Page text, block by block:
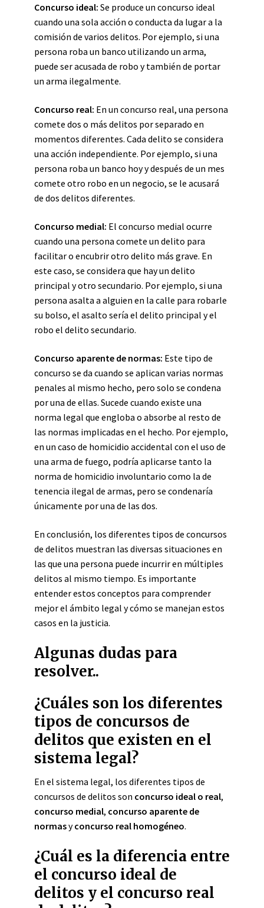
Concurso ideal: Se produce un concurso ideal
cuando una sola acción o conducta da lugar a la
comisión de varios delitos. Por ejemplo, si una
persona roba un banco utilizando un arma,
puede ser acusada de robo y también de portar
un arma ilegalmente.
Concurso real: En un concurso real, una persona
comete dos o más delitos por separado en
momentos diferentes. Cada delito se considera
una acción independiente. Por ejemplo, si una
persona roba un banco hoy y después de un mes
comete otro robo en un negocio, se le acusará
de dos delitos diferentes.
Concurso medial: El concurso medial ocurre
cuando una persona comete un delito para
facilitar o encubrir otro delito más grave. En
este caso, se considera que hay un delito
principal y otro secundario. Por ejemplo, si una
persona asalta a alguien en la calle para robarle
su bolso, el asalto sería el delito principal y el
robo el delito secundario.
Concurso aparente de normas: Este tipo de
concurso se da cuando se aplican varias normas
penales al mismo hecho, pero solo se condena
por una de ellas. Sucede cuando existe una
norma legal que engloba o absorbe al resto de
las normas implicadas en el hecho. Por ejemplo,
en un caso de homicidio accidental con el uso de
una arma de fuego, podría aplicarse tanto la
norma de homicidio involuntario como la de
tenencia ilegal de armas, pero se condenaría
únicamente por una de las dos.
En conclusión, los diferentes tipos de concursos
de delitos muestran las diversas situaciones en
las que una persona puede incurrir en múltiples
delitos al mismo tiempo. Es importante
entender estos conceptos para comprender
mejor el ámbito legal y cómo se manejan estos
casos en la justicia.
Algunas dudas para
resolver..
¿Cuáles son los diferentes
tipos de concursos de
delitos que existen en el
sistema legal?
En el sistema legal, los diferentes tipos de
concursos de delitos son concurso ideal o real,
concurso medial, concurso aparente de
normasyconcurso real homogéneo.
¿Cuál es la diferencia entre
el concurso ideal de
delitos y el concurso real